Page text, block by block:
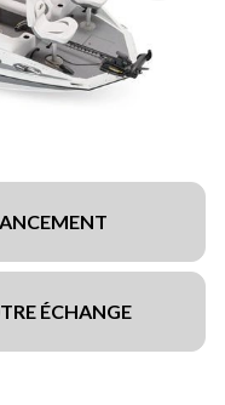
ÉCHANGE